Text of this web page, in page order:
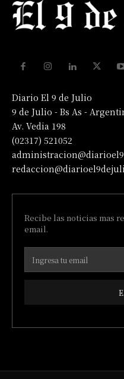
Diario El 9 de Julio
9 de Julio - Bs As -
Av. Vedia 198
(02317) 521052
Recibe las noticias mas
email.